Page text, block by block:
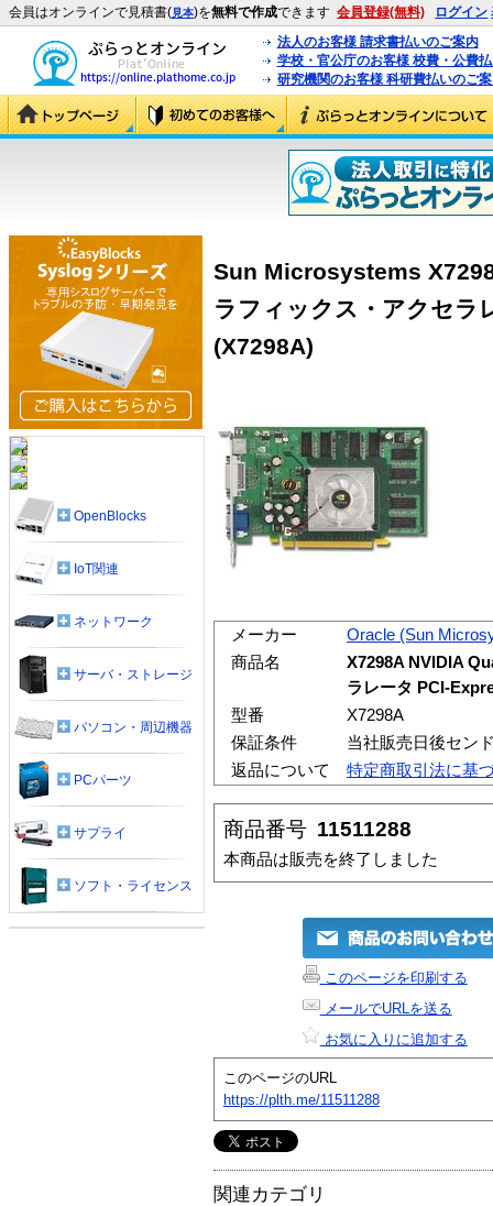
会員はオンラインで見積書(見本)を無料で作成できます 会員登録(無料) ログイン
法人のお客様 請求書払いのご案内
学校・官公庁のお客様 校費・公費
研究機関のお客様 科研費払いのご
Sun Microsystems
ラフィックス・アクセラ
(X7298A)
メーカー
Oracle (Sun
商品名
X7298A NVIDIA
ラレータ PCI-
型番
X7298A
保証条件
当社販売日後セン
返品について
特定商取引法に基
商品番号 11511288
本商品は販売を終了しました
このページを印刷する
メールでURLを送る
お気に入りに追加する
このページのURL
https://plth.me/11511288
関連カテゴリ
OpenBlocks
IoT関連
ネットワーク
サーバ・ストレージ
パソコン・周辺機器
PCパーツ
サプライ
ソフト・ライセンス